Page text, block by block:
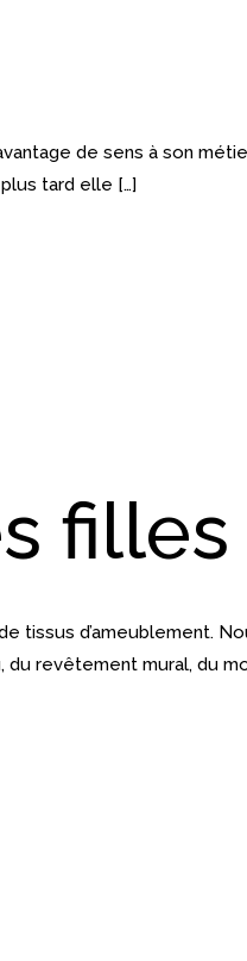
de sens à son
tard elle […]
filles
tissus d’ameublement.
revêtement mural, du